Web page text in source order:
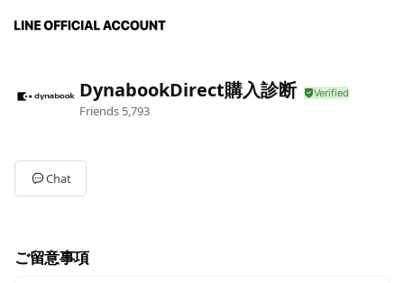
DynabookDirect購入診断
Friends 5,793
Chat
ご留意事項